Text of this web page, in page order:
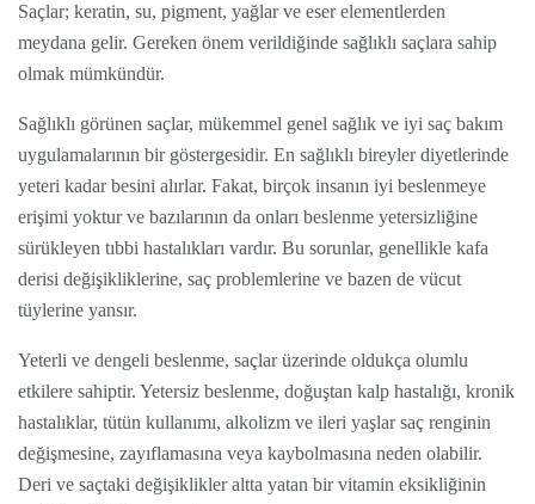
Saçlar; keratin, su, pigment, yağlar ve eser elementlerden
meydana gelir. Gereken önem verildiğinde sağlıklı saçlara sahip
olmak mümkündür.
Sağlıklı görünen saçlar, mükemmel genel sağlık ve iyi saç bakım
uygulamalarının bir göstergesidir. En sağlıklı bireyler diyetlerinde
yeteri kadar besini alırlar. Fakat, birçok insanın iyi beslenmeye
erişimi yoktur ve bazılarının da onları beslenme yetersizliğine
sürükleyen tıbbi hastalıkları vardır. Bu sorunlar, genellikle kafa
derisi değişikliklerine, saç problemlerine ve bazen de vücut
tüylerine yansır.
Yeterli ve dengeli beslenme, saçlar üzerinde oldukça olumlu
etkilere sahiptir. Yetersiz beslenme, doğuştan kalp hastalığı, kronik
hastalıklar, tütün kullanımı, alkolizm ve ileri yaşlar saç renginin
değişmesine, zayıflamasına veya kaybolmasına neden olabilir.
Deri ve saçtaki değişiklikler altta yatan bir vitamin eksikliğinin